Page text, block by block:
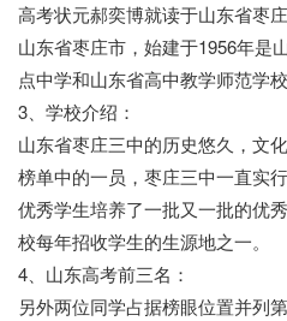
高考状元郝奕博就读于山东省枣
山东省枣庄市，始建于1956年是
点中学和山东省高中教学师范学校
3、学校介绍：
山东省枣庄三中的历史悠久，文
榜单中的一员，枣庄三中一直实
优秀学生培养了一批又一批的优
校每年招收学生的生源地之一。
4、山东高考前三名：
另外两位同学占据榜眼位置并